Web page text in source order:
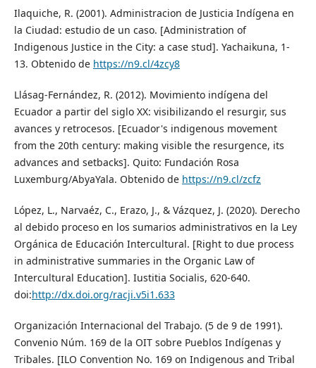
Ilaquiche, R. (2001). Administracion de Justicia Indígena en
la Ciudad: estudio de un caso. [Administration of
Indigenous Justice in the City: a case stud]. Yachaikuna, 1-
13. Obtenido de https://n9.cl/4zcy8
Llásag-Fernández, R. (2012). Movimiento indígena del
Ecuador a partir del siglo XX: visibilizando el resurgir, sus
avances y retrocesos. [Ecuador's indigenous movement
from the 20th century: making visible the resurgence, its
advances and setbacks]. Quito: Fundación Rosa
Luxemburg/AbyaYala. Obtenido de https://n9.cl/zcfz
López, L., Narvaéz, C., Erazo, J., & Vázquez, J. (2020). Derecho
al debido proceso en los sumarios administrativos en la Ley
Orgánica de Educación Intercultural. [Right to due process
in administrative summaries in the Organic Law of
Intercultural Education]. Iustitia Socialis, 620-640.
doi:http://dx.doi.org/racji.v5i1.633
Organización Internacional del Trabajo. (5 de 9 de 1991).
Convenio Núm. 169 de la OIT sobre Pueblos Indígenas y
Tribales. [ILO Convention No. 169 on Indigenous and Tribal